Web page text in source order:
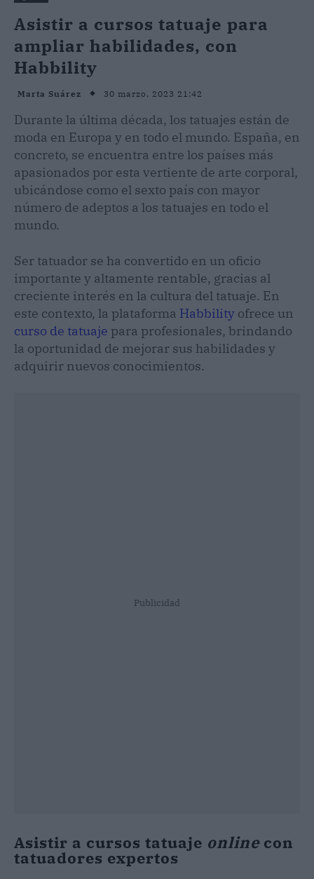
Asistir a cursos tatuaje para
ampliar habilidades, con
Habbility
Marta Suárez 30 marzo, 2023 21:42
Durante la última década, los tatuajes están de
moda en Europa y en todo el mundo. España, en
concreto, se encuentra entre los países más
apasionados por esta vertiente de arte corporal,
ubicándose como el sexto país con mayor
número de adeptos a los tatuajes en todo el
mundo.
Ser tatuador se ha convertido en un oficio
importante y altamente rentable, gracias al
creciente interés en la cultura del tatuaje. En
este contexto, la plataforma Habbility ofrece un
curso de tatuaje para profesionales, brindando
la oportunidad de mejorar sus habilidades y
adquirir nuevos conocimientos.
Publicidad
Asistir a cursos tatuaje online con
tatuadores expertos